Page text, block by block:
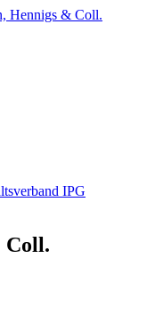
Coll.